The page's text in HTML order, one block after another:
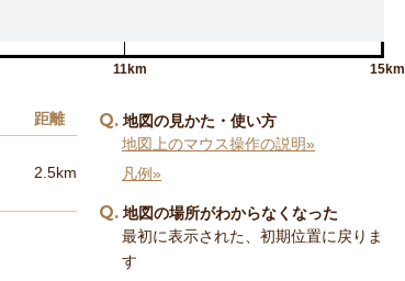
11km 15km
距離
2.5km
Q 地図の見かた・使い方
地図上のマウス操作の説明»
凡例»
Q 地図の場所がわからなくなった
最初に表示された、初期位置に戻りま
す